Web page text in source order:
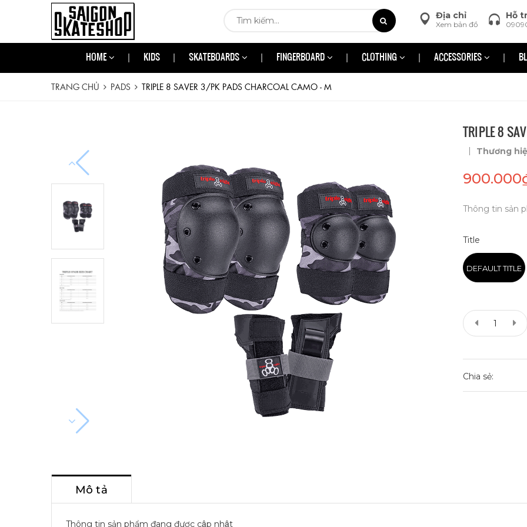
Hỗ
Địa chỉ
Xem bản đồ
HOME KIDS SKATEBOARDS FINGERBOARD CLOTHING ACCESSORIES
TRANG CHỦ PADS TRIPLE 8 SAVER 3/PK PADS CHARCOAL CAMO - M
TRIPLE 8
| Thương
Thông tin sản
Title
DEFAULT TITLE
Chia sẻ:
Mô tả
Thông tin sản phẩm đang được cập nhật